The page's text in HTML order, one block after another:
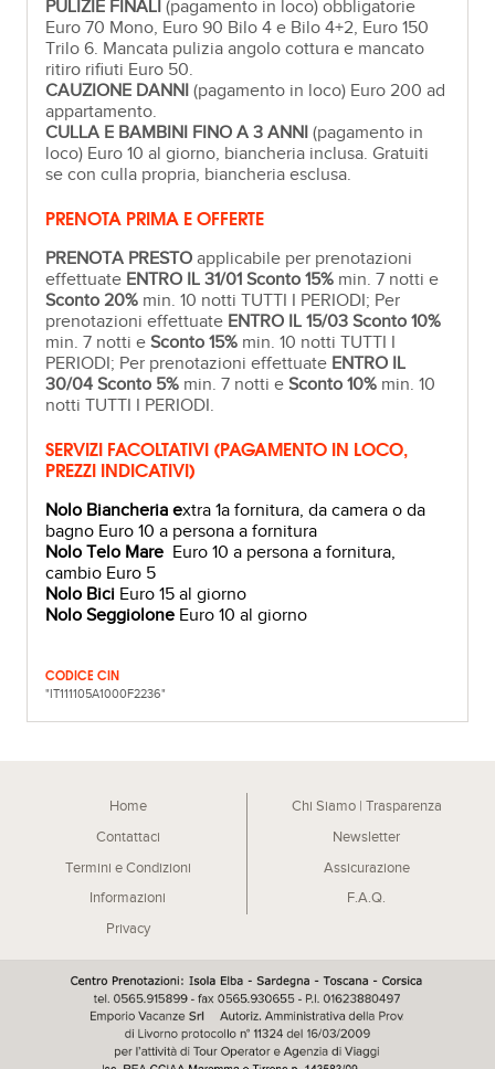
PULIZIE FINALI (pagamento in loco) obbligatorie
Euro 70 Mono, Euro 90 Bilo 4 e Bilo 4+2, Euro 150
Trilo 6. Mancata pulizia angolo cottura e mancato
ritiro rifiuti Euro 50.
CAUZIONE DANNI (pagamento in loco) Euro 200 ad
appartamento.
CULLA E BAMBINI FINO A 3 ANNI (pagamento in
loco) Euro 10 al giorno, biancheria inclusa. Gratuiti
se con culla propria, biancheria esclusa.
PRENOTA PRIMA E OFFERTE
PRENOTA PRESTO applicabile per prenotazioni
effettuate ENTRO IL 31/01 Sconto 15% min. 7 notti e
Sconto 20% min. 10 notti TUTTI I PERIODI; Per
prenotazioni effettuate ENTRO IL 15/03 Sconto 10%
min. 7 notti eSconto 15% min. 10 notti TUTTI I
PERIODI; Per prenotazioni effettuate ENTRO IL
30/04 Sconto 5% min. 7 notti eSconto 10% min. 10
notti TUTTI I PERIODI.
SERVIZI FACOLTATIVI (PAGAMENTO IN LOCO,
PREZZI INDICATIVI)
Nolo Biancheria extra 1a fornitura, da camera o da
bagno Euro 10 a persona a fornitura
Nolo Telo Mare Euro 10 a persona a fornitura,
cambio Euro 5
Nolo Bici Euro 15 al giorno
Nolo Seggiolone Euro 10 al giorno
CODICE CIN
"IT111105A1000F2236"
Home
Chi Siamo | Trasparenza
Contattaci
Newsletter
Termini e Condizioni
Assicurazione
Informazioni
F.A.Q.
Privacy